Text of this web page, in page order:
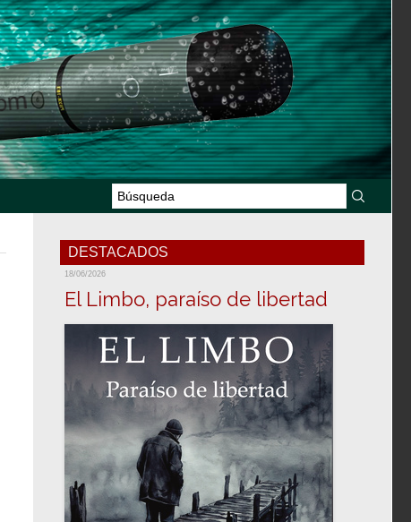
DESTACADOS
18/06/2026
El Limbo, paraíso de libertad